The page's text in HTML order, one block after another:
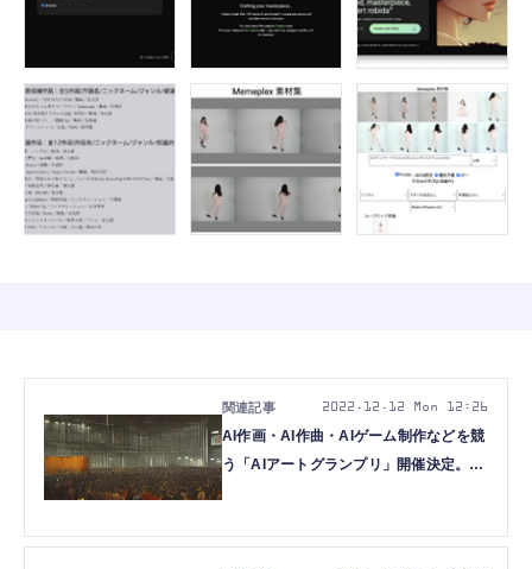
AI作画・AI作曲・AIゲーム制作などを競
う「AIアートグランプリ」開催決定。グ
2022.12.12 Mon 12:26